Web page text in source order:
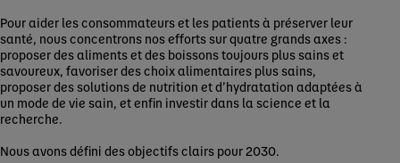
Pour aider les consommateurs et les patients à préserver leur
santé, nous concentrons nos efforts sur quatre grands axes :
proposer des aliments et des boissons toujours plus sains et
savoureux, favoriser des choix alimentaires plus sains,
proposer des solutions de nutrition et d’hydratation adaptées à
un mode de vie sain, et enfin investir dans la science et la
recherche.
Nous avons défini des objectifs clairs pour 2030.